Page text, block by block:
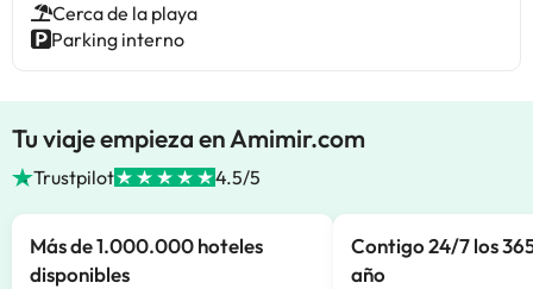
Cerca de la playa
Parking interno
Tu viaje empieza en Amimir.com
Trustpilot 4.5/5
Más de 1.000.000 hoteles
disponibles
Contigo 24/7 los
año